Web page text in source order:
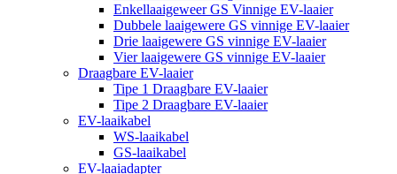
Enkellaaigeweer GS Vinnige EV-laaier
Dubbele laaigewere GS vinnige EV-laaier
Drie laaigewere GS vinnige EV-laaier
Vier laaigewere GS vinnige EV-laaier
Draagbare EV-laaier
Tipe 1 Draagbare EV-laaier
Tipe 2 Draagbare EV-laaier
EV-laaikabel
WS-laaikabel
GS-laaikabel
EV-laaiadapter